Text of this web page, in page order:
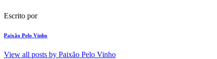
Escrito por
Paixão Pelo Vinho
View all posts by Paixão Pelo Vinho